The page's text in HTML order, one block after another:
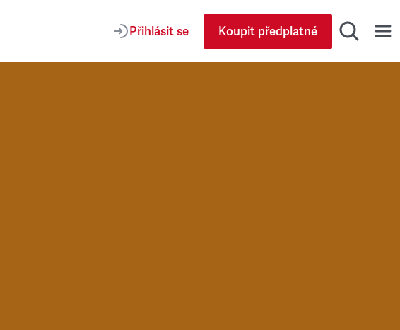
Přihlásit se Koupit předplatné